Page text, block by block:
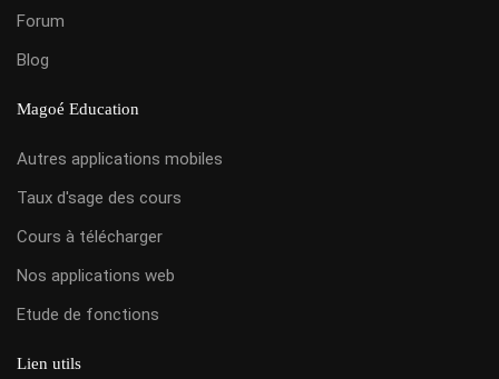
Forum
Blog
Magoé Education
Autres applications mobiles
Taux d'sage des cours
Cours à télécharger
Nos applications web
Etude de fonctions
Lien utils